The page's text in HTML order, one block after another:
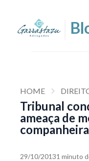
HOME
Tribunal
ameaça de
companheira
29/10/20131 minuto